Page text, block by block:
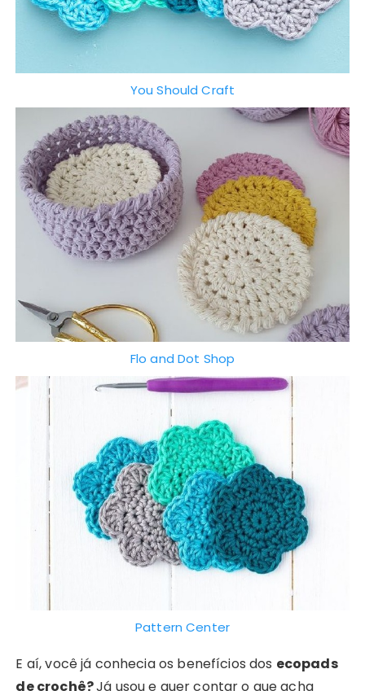
You Should Craft
Flo and Dot Shop
Pattern Center
E aí, você já conhecia os benefícios dos ecopads
de crochê?Já usou e quer contar o que acha